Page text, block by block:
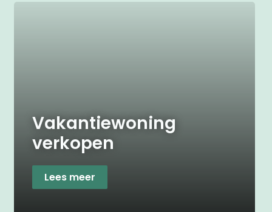
Vakantiewoning
verkopen
Lees meer